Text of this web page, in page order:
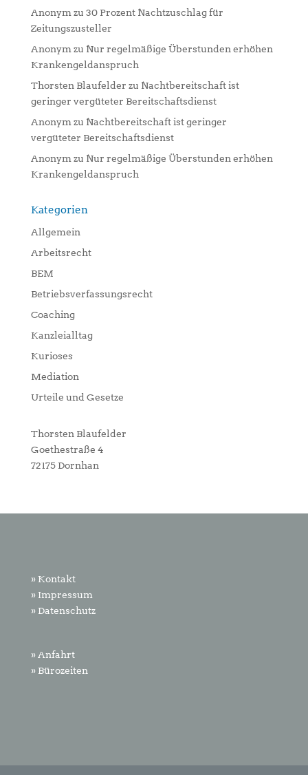
Anonym zu 30 Prozent Nachtzuschlag für
Zeitungszusteller
Anonym zu Nur regelmäßige Überstunden erhöhen
Krankengeldanspruch
Thorsten Blaufelder zu Nachtbereitschaft ist
geringer vergüteter Bereitschaftsdienst
Anonym zu Nachtbereitschaft ist geringer
vergüteter Bereitschaftsdienst
Anonym zu Nur regelmäßige Überstunden erhöhen
Krankengeldanspruch
Kategorien
Allgemein
Arbeitsrecht
BEM
Betriebsverfassungsrecht
Coaching
Kanzleialltag
Kurioses
Mediation
Urteile und Gesetze
Thorsten Blaufelder
Goethestraße 4
72175 Dornhan
» Kontakt
» Impressum
» Datenschutz
» Anfahrt
» Bürozeiten